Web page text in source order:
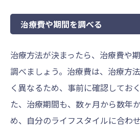
治療費や期間を調べる
治療方法が決まったら、治療費や
調べましょう。治療費は、治療方
く異なるため、事前に確認してお
た、治療期間も、数ヶ月から数年
め、自分のライフスタイルに合わ